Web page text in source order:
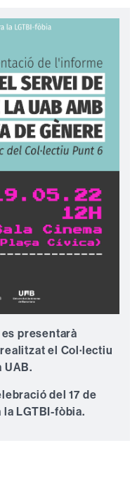
es presentarà
el Col·lectiu
UAB.
del 17 de
LGTBI-fòbia.